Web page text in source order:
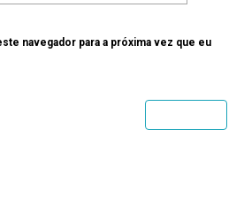
navegador para a próxima vez que eu